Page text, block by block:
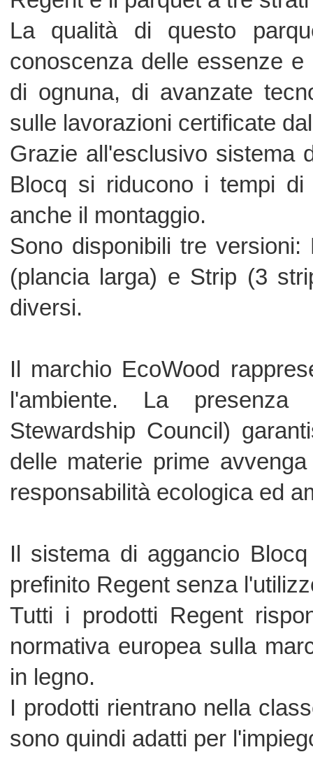
diversi.
Il marchio EcoWood rappresenta
l'ambiente. La presenza del
Stewardship Council) garantisce
delle materie prime avvenga nel
responsabilità ecologica ed
Il sistema di aggancio Blocq
prefinito Regent senza l'utilizzo di
Tutti i prodotti Regent rispondono
normativa europea sulla marcatura
in legno.
sono quindi adatti per l'impiego in